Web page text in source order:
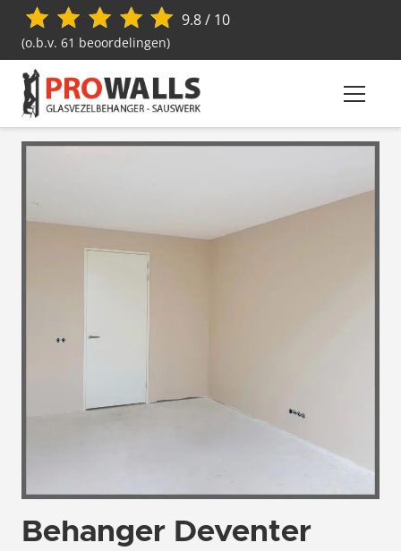
9.8 / 10
(o.b.v. 61 beoordelingen)
Behanger Deventer